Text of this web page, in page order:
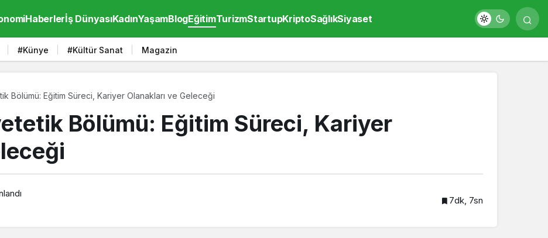
Haberlerİş DünyasıKadınYaşamBlogEğitimTurizmStartupKriptoSağlıkSiyaset
#Künye #Kültür Sanat Magazin
Bölümü: Eğitim Süreci, Kariyer Olanakları ve Geleceği
Bölümü: Eğitim Süreci, Kariyer
7dk, 7sn